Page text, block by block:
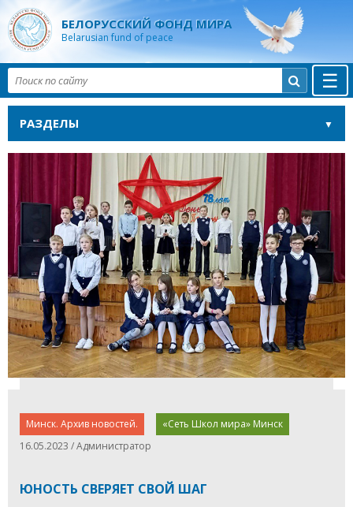
БЕЛОРУССКИЙ ФОНД МИРА
Belarusian fund of peace
☰

РАЗДЕЛЫ
Минск. Архив новостей.
«Сеть Школ мира» Минск
16.05.2023 / Администратор
ЮНОСТЬ СВЕРЯЕТ СВОЙ ШАГ